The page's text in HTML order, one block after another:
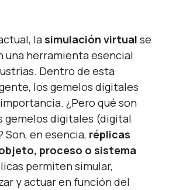
la simulación virtual se
una herramienta esencial
Dentro de esta
los gemelos digitales
¿Pero qué son
gemelos digitales (digital
en esencia, réplicas
proceso o sistema
permiten simular,
y actuar en función del